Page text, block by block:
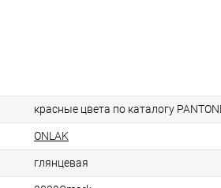
красные цвета по каталогу
ONLAK
глянцевая